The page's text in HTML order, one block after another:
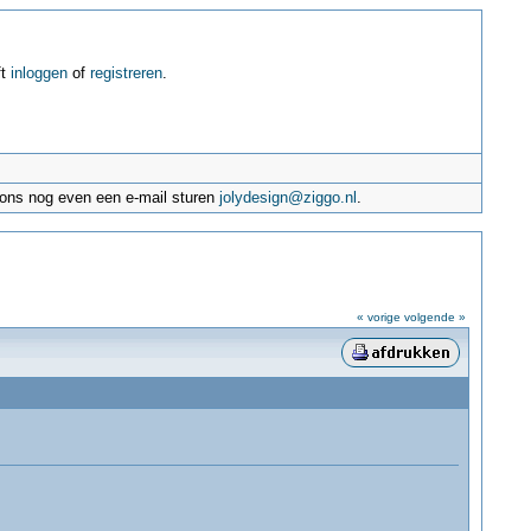
inloggenof registreren.
nog even een e-mail sturenjolydesign@ziggo.nl .
« vorige volgende »